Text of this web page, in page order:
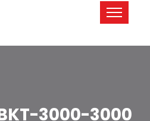
3000-3000